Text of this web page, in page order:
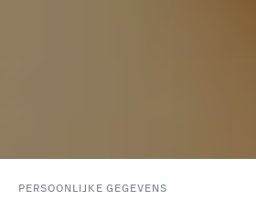
PERSOONLIJKE GEGEVENS